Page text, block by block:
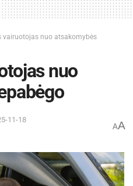
vairuotojas nuo atsakomybės
nuo
11-18
AA